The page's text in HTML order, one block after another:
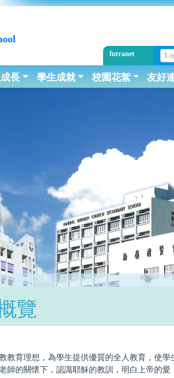
Intranet
長 學生成就 校園花絮 友好
覽
教育理想，為學生提供優質的全人教育，使
師的關懷下，認識耶穌的教訓，明白上帝的愛